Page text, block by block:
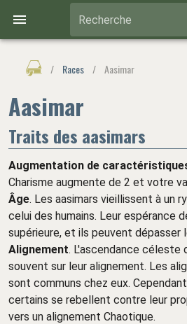
Recherche
/ Races / Aasimar
Aasimar
Traits des aasimars
Augmentation de
Charisme augmente de 2 et votre
Âge. Les aasimars vieillissent à un
celui des humains. Leur espérance
supérieure, et ils peuvent dépasser
Alignement. L'ascendance céleste
souvent sur leur alignement. Les
sont communs chez eux.
certains se rebellent contre leur
vers un alignement Chaotique.